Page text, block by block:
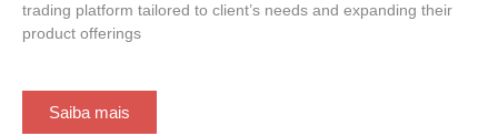
trading platform tailored to client’s needs and expanding their
product offerings
Saiba mais